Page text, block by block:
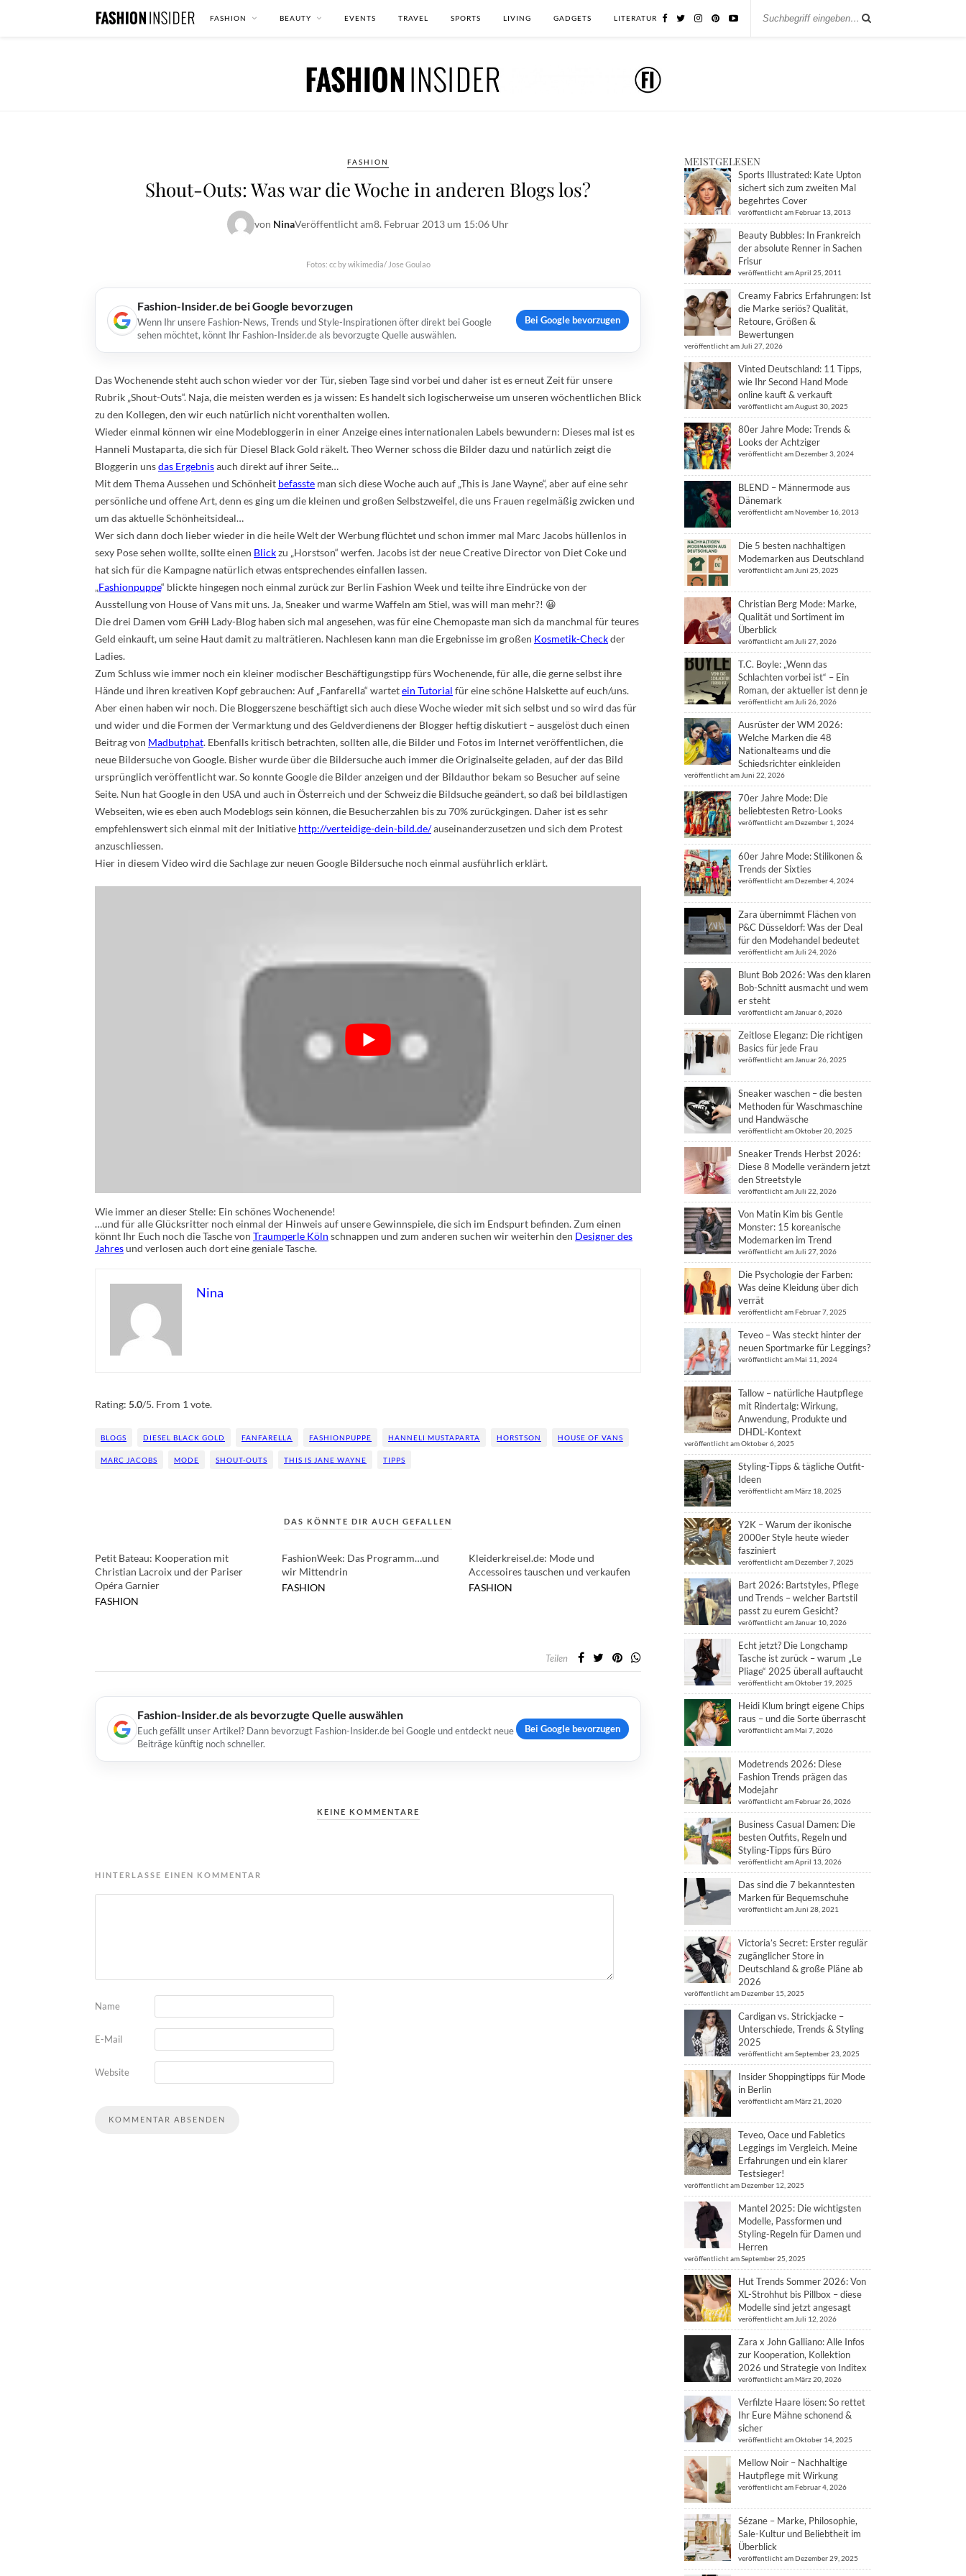
FASHION BEAUTY EVENTS TRAVEL SPORTS LIVING GADGETS LITERATUR
FASHION
Shout-Outs: Was war die Woche in anderen Blogs los?
von NinaVeröffentlicht am8. Februar 2013 um 15:06 Uhr
Fotos: cc by wikimedia/ Jose Goulao
Fashion-Insider.de bei Google bevorzugen
Wenn Ihr unsere Fashion-News, Trends und Style-Inspirationen öfter direkt bei Google
sehen möchtet, könnt Ihr Fashion-Insider.de als bevorzugte Quelle auswählen.
Bei Google bevorzugen
Das Wochenende steht auch schon wieder vor der Tür, sieben Tage sind vorbei und daher ist es erneut Zeit für unsere
Rubrik „Shout-Outs“. Naja, die meisten werden es ja wissen: Es handelt sich logischerweise um unseren wöchentlichen Blick
zu den Kollegen, den wir euch natürlich nicht vorenthalten wollen.
Wieder einmal können wir eine Modebloggerin in einer Anzeige eines internationalen Labels bewundern: Dieses mal ist es
Hanneli Mustaparta, die sich für Diesel Black Gold räkelt. Theo Werner schoss die Bilder dazu und natürlich zeigt die
Bloggerin unsdas Ergebnisauch direkt auf ihrer Seite…
Mit dem Thema Aussehen und Schönheit befasste man sich diese Woche auch auf „This is Jane Wayne“, aber auf eine sehr
persönliche und offene Art, denn es ging um die kleinen und großen Selbstzweifel, die uns Frauen regelmäßig zwicken und
um das aktuelle Schönheitsideal…
Wer sich dann doch lieber wieder in die heile Welt der Werbung flüchtet und schon immer mal Marc Jacobs hüllenlos in
sexy Pose sehen wollte, sollte einen Blickzu „Horstson“ werfen. Jacobs ist der neue Creative Director von Diet Coke und
hat sich für die Kampagne natürlich etwas entsprechendes einfallen lassen.
„Fashionpuppe“ blickte hingegen noch einmal zurück zur Berlin Fashion Week und teilte ihre Eindrücke von der
Ausstellung von House of Vans mit uns. Ja, Sneaker und warme Waffeln am Stiel, was will man mehr?! 😀
Die drei Damen vom Grill Lady-Blog haben sich mal angesehen, was für eine Chemopaste man sich da manchmal für teures
Geld einkauft, um seine Haut damit zu malträtieren. Nachlesen kann man die Ergebnisse im großen Kosmetik-Checkder
Ladies.
Zum Schluss wie immer noch ein kleiner modischer Beschäftigungstipp fürs Wochenende, für alle, die gerne selbst ihre
Hände und ihren kreativen Kopf gebrauchen: Auf „Fanfarella“ wartetein Tutorial für eine schöne Halskette auf euch/uns.
Aber einen haben wir noch. Die Bloggerszene beschäftigt sich auch diese Woche wieder mit sich selbst und so wird das für
und wider und die Formen der Vermarktung und des Geldverdienens der Blogger heftig diskutiert – ausgelöst duch einen
Beitrag von Madbutphat. Ebenfalls kritisch betrachten, sollten alle, die Bilder und Fotos im Internet veröffentlichen, die
neue Bildersuche von Google. Bisher wurde über die Bildersuche auch immer die Originalseite geladen, auf der das Bild
ursprünglich veröffentlicht war. So konnte Google die Bilder anzeigen und der Bildauthor bekam so Besucher auf seine
Seite. Nun hat Google in den USA und auch in Österreich und der Schweiz die Bildsuche geändert, so daß bei bildlastigen
Webseiten, wie es eben auch Modeblogs sein können, die Besucherzahlen bis zu 70% zurückgingen. Daher ist es sehr
empfehlenswert sich einmal mit der Initiative http://verteidige-dein-bild.de/auseinanderzusetzen und sich dem Protest
anzuschliessen.
Hier in diesem Video wird die Sachlage zur neuen Google Bildersuche noch einmal ausführlich erklärt.
Wie immer an dieser Stelle: Ein schönes Wochenende!
…und für alle Glücksritter noch einmal der Hinweis auf unsere Gewinnspiele, die sich im Endspurt befinden. Zum einen
könnt Ihr Euch noch die Tasche von Traumperle Köln schnappen und zum anderen suchen wir weiterhin den Designer des
Jahresund verlosen auch dort eine geniale Tasche.
Nina
Rating: 5.0/5. From 1 vote.
BLOGS DIESEL BLACK GOLD FANFARELLA FASHIONPUPPE HANNELI MUSTAPARTA HORSTSON HOUSE OF VANS
MARC JACOBS MODE SHOUT-OUTS THIS IS JANE WAYNE TIPPS
DAS KÖNNTE DIR AUCH GEFALLEN
Petit Bateau: Kooperation mit
Christian Lacroix und der Pariser
Opéra Garnier
FASHION
FashionWeek: Das Programm…und
wir Mittendrin
FASHION
Kleiderkreisel.de: Mode und
Accessoires tauschen und verkaufen
FASHION
Teilen
Fashion-Insider.de als bevorzugte Quelle auswählen
Euch gefällt unser Artikel? Dann bevorzugt Fashion-Insider.de bei Google und entdeckt neue
Beiträge künftig noch schneller.
Bei Google bevorzugen
KEINE KOMMENTARE
HINTERLASSE EINEN KOMMENTAR
Name
E-Mail
Website
MEISTGELESEN
Sports Illustrated: Kate Upton
sichert sich zum zweiten Mal
begehrtes Cover
veröffentlicht am Februar 13, 2013
Beauty Bubbles: In Frankreich
der absolute Renner in Sachen
Frisur
veröffentlicht am April 25, 2011
Creamy Fabrics Erfahrungen: Ist
die Marke seriös? Qualität,
Retoure, Größen &
Bewertungen
veröffentlicht am Juli 27, 2026
Vinted Deutschland: 11 Tipps,
wie Ihr Second Hand Mode
online kauft & verkauft
veröffentlicht am August 30, 2025
80er Jahre Mode: Trends &
Looks der Achtziger
veröffentlicht am Dezember 3, 2024
BLEND – Männermode aus
Dänemark
veröffentlicht am November 16, 2013
Die 5 besten nachhaltigen
Modemarken aus Deutschland
veröffentlicht am Juni 25, 2025
Christian Berg Mode: Marke,
Qualität und Sortiment im
Überblick
veröffentlicht am Juli 27, 2026
T.C. Boyle: „Wenn das
Schlachten vorbei ist“ – Ein
Roman, der aktueller ist denn je
veröffentlicht am Juli 26, 2026
Ausrüster der WM 2026:
Welche Marken die 48
Nationalteams und die
Schiedsrichter einkleiden
veröffentlicht am Juni 22, 2026
70er Jahre Mode: Die
beliebtesten Retro-Looks
veröffentlicht am Dezember 1, 2024
60er Jahre Mode: Stilikonen &
Trends der Sixties
veröffentlicht am Dezember 4, 2024
Zara übernimmt Flächen von
P&C Düsseldorf: Was der Deal
für den Modehandel bedeutet
veröffentlicht am Juli 24, 2026
Blunt Bob 2026: Was den klaren
Bob-Schnitt ausmacht und wem
er steht
veröffentlicht am Januar 6, 2026
Zeitlose Eleganz: Die richtigen
Basics für jede Frau
veröffentlicht am Januar 26, 2025
Sneaker waschen – die besten
Methoden für Waschmaschine
und Handwäsche
veröffentlicht am Oktober 20, 2025
Sneaker Trends Herbst 2026:
Diese 8 Modelle verändern jetzt
den Streetstyle
veröffentlicht am Juli 22, 2026
Von Matin Kim bis Gentle
Monster: 15 koreanische
Modemarken im Trend
veröffentlicht am Juli 27, 2026
Die Psychologie der Farben:
Was deine Kleidung über dich
verrät
veröffentlicht am Februar 7, 2025
Teveo – Was steckt hinter der
neuen Sportmarke für Leggings?
veröffentlicht am Mai 11, 2024
Tallow – natürliche Hautpflege
mit Rindertalg: Wirkung,
Anwendung, Produkte und
DHDL-Kontext
veröffentlicht am Oktober 6, 2025
Styling-Tipps & tägliche Outfit-
Ideen
veröffentlicht am März 18, 2025
Y2K – Warum der ikonische
2000er Style heute wieder
fasziniert
veröffentlicht am Dezember 7, 2025
Bart 2026: Bartstyles, Pflege
und Trends – welcher Bartstil
passt zu eurem Gesicht?
veröffentlicht am Januar 10, 2026
Echt jetzt? Die Longchamp
Tasche ist zurück – warum „Le
Pliage“ 2025 überall auftaucht
veröffentlicht am Oktober 19, 2025
Heidi Klum bringt eigene Chips
raus – und die Sorte überrascht
veröffentlicht am Mai 7, 2026
Modetrends 2026: Diese
Fashion Trends prägen das
Modejahr
veröffentlicht am Februar 26, 2026
Business Casual Damen: Die
besten Outfits, Regeln und
Styling-Tipps fürs Büro
veröffentlicht am April 13, 2026
Das sind die 7 bekanntesten
Marken für Bequemschuhe
veröffentlicht am Juni 28, 2021
Victoria’s Secret: Erster regulär
zugänglicher Store in
Deutschland & große Pläne ab
2026
veröffentlicht am Dezember 15, 2025
Cardigan vs. Strickjacke –
Unterschiede, Trends & Styling
2025
veröffentlicht am September 23, 2025
Insider Shoppingtipps für Mode
in Berlin
veröffentlicht am März 21, 2020
Teveo, Oace und Fabletics
Leggings im Vergleich. Meine
Erfahrungen und ein klarer
Testsieger!
veröffentlicht am Dezember 12, 2025
Mantel 2025: Die wichtigsten
Modelle, Passformen und
Styling-Regeln für Damen und
Herren
veröffentlicht am September 25, 2025
Hut Trends Sommer 2026: Von
XL-Strohhut bis Pillbox – diese
Modelle sind jetzt angesagt
veröffentlicht am Juli 12, 2026
Zara x John Galliano: Alle Infos
zur Kooperation, Kollektion
2026 und Strategie von Inditex
veröffentlicht am März 20, 2026
Verfilzte Haare lösen: So rettet
Ihr Eure Mähne schonend &
sicher
veröffentlicht am Oktober 14, 2025
Mellow Noir – Nachhaltige
Hautpflege mit Wirkung
veröffentlicht am Februar 4, 2026
Sézane – Marke, Philosophie,
Sale-Kultur und Beliebtheit im
Überblick
veröffentlicht am Dezember 29, 2025